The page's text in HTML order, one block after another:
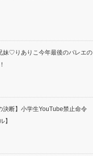
妹♡りありこ今年最後のバレエの
決断】小学生YouTube禁止命令
】